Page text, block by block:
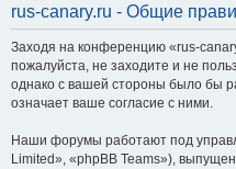
rus-canary.ru - Общие
Заходя на конференцию «rus-
пожалуйста, не заходите и не
однако с вашей стороны было бы
означает ваше согласие с ними.
Наши форумы работают под
Limited», «phpBB Teams»),